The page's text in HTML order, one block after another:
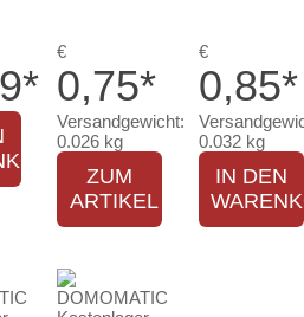
*
€
0,75*
Versandgewicht:
0.026 kg
ZUM
ARTIKEL
€
0,85*
0.032 kg
IN DEN